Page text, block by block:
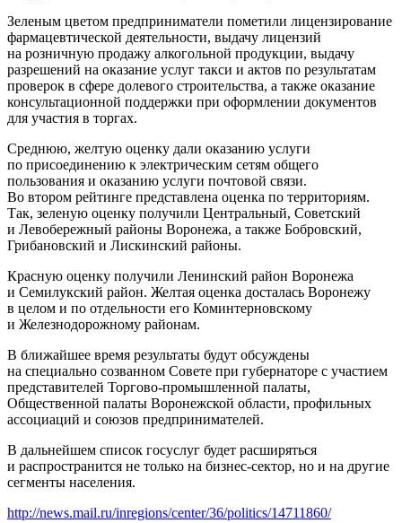
Зеленым цветом предприниматели пометили лицензирование
фармацевтической деятельности, выдачу лицензий
на розничную продажу алкогольной продукции, выдачу
разрешений на оказание услуг такси и актов по результатам
проверок в сфере долевого строительства, а также оказание
консультационной поддержки при оформлении документов
для участия в торгах.
Среднюю, желтую оценку дали оказанию услуги
по присоединению к электрическим сетям общего
пользования и оказанию услуги почтовой связи.
Во втором рейтинге представлена оценка по территориям.
Так, зеленую оценку получили Центральный, Советский
и Левобережный районы Воронежа, а также Бобровский,
Грибановский и Лискинский районы.
Красную оценку получили Ленинский район Воронежа
и Семилукский район. Желтая оценка досталась Воронежу
в целом и по отдельности его Коминтерновскому
и Железнодорожному районам.
В ближайшее время результаты будут обсуждены
на специально созванном Совете при губернаторе с участием
представителей Торгово-промышленной палаты,
Общественной палаты Воронежской области, профильных
ассоциаций и союзов предпринимателей.
В дальнейшем список госуслуг будет расширяться
и распространится не только на бизнес-сектор, но и на другие
сегменты населения.
http://news.mail.ru/inregions/center/36/politics/14711860/